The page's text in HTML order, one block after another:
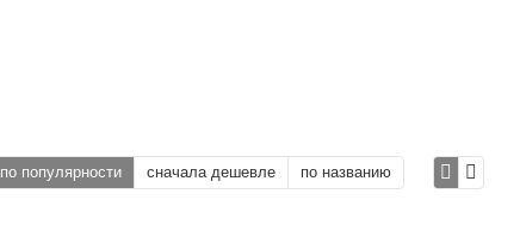
по популярности сначала дешевле по названию